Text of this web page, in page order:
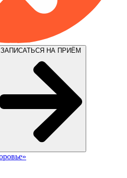
ЗАПИСАТЬСЯ НА ПРИЁМ